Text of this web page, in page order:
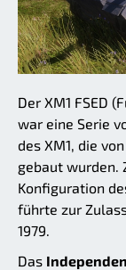
Der XM1 FSED
war eine Serie
des XM1, die
gebaut wurden.
Konfiguration
führte zur
1979.
Das